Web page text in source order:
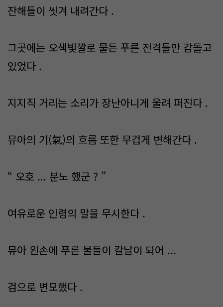
잔해들이 씻겨 내려간다 .
그곳에는 오색빛깔로 물든 푸른 전격들만 감돌고
있었다 .
지지직 거리는 소리가 장난아니게 울려 퍼진다 .
뮤아의 기(氣)의 흐름 또한 무겁게 변해간다 .
“ 오호 ... 분노 했군 ? ”
여유로운 인령의 말을 무시한다 .
뮤아 왼손에 푸른 불들이 칼날이 되어 ...
검으로 변모했다 .